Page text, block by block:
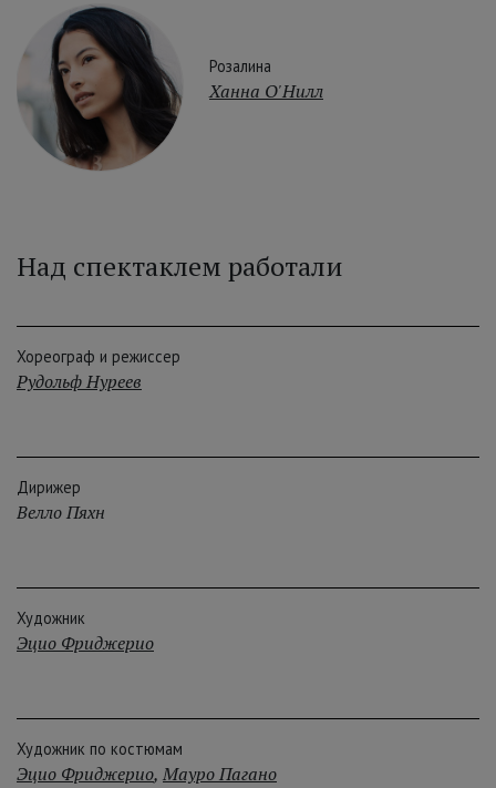
Розалина
Ханна О'Нилл
Над спектаклем работали
Хореограф и режиссер
Рудольф Нуреев
Дирижер
Велло Пяхн
Художник
Эцио Фриджерио
Художник по костюмам
Эцио Фриджерио, Мауро Пагано